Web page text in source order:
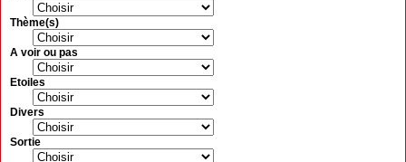
Thème(s)
A voir ou pas
Etoiles
Divers
Sortie